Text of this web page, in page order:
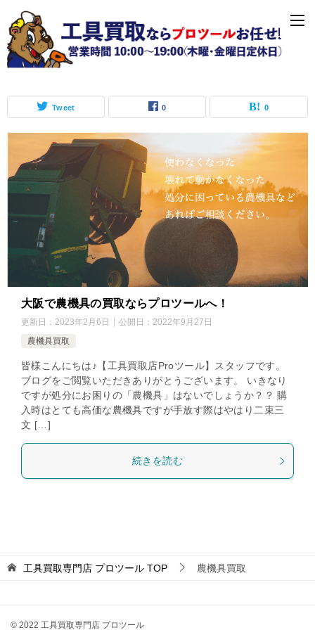
「農機具買取」の記事一覧
Tweet 0 0
大阪で農機具の買取ならプロツールへ！
更新日： 2023年2月6日 公開日： 2022年9月27日
農機具買取
皆様こんにちは♪【工具買取店Proツール】スタッフです。
ブログをご閲覧いただきありがとうございます。 いきなり
ですが処分にお困りの「農機具」はないでしょうか？？ 購
入時はとても高価な農機具ですが手放す際はやはり二束三
文 […]
続きを読む
工具買取専門店 プロツール TOP 農機具買取
© 2022 工具買取専門店 プロツール